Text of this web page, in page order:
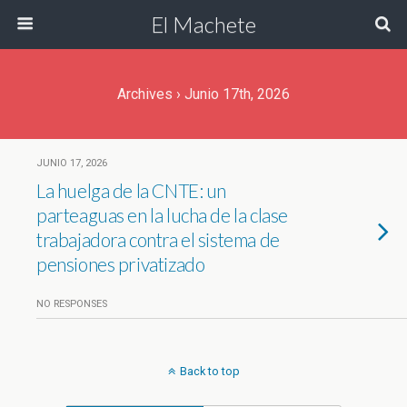
El Machete
Archives › Junio 17th, 2026
JUNIO 17, 2026
La huelga de la CNTE: un
parteaguas en la lucha de la clase
trabajadora contra el sistema de
pensiones privatizado
NO RESPONSES
Back to top